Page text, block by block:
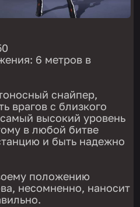
6 метров в
снайпер,
врагов с близкого
высокий уровень
в любой битве
и быть надежно
положению
несомненно, наносит